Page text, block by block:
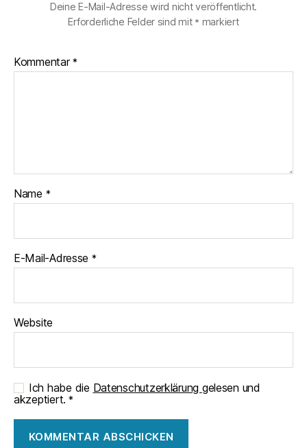
Deine E-Mail-Adresse wird nicht veröffentlicht.
Erforderliche Felder sind mit * markiert
Kommentar*
Name *
E-Mail-Adresse *
Website
Ich habe die Datenschutzerklärung gelesen und
akzeptiert. *